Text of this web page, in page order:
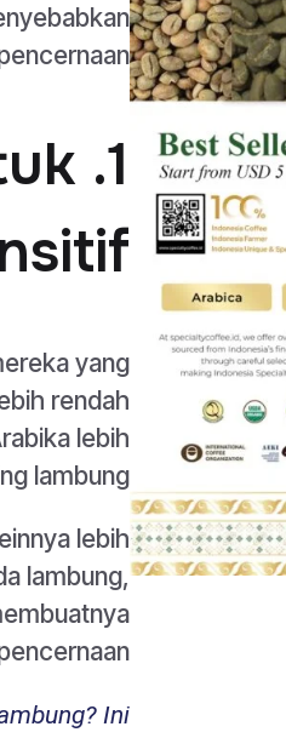
yang
rendah
lebih
lambung.
lebih
lambung,
Ini